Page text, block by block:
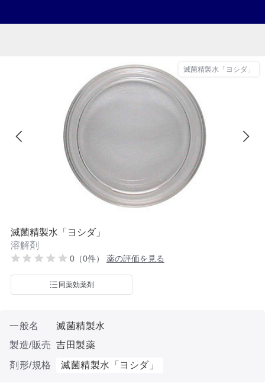
滅菌精製水「ヨシダ」
滅菌精製水「ヨシダ」
溶解剤
0（0件） 薬の評価を見る
同薬効薬剤
一般名
滅菌精製水
製造/販売 吉田製薬
剤形/規格
滅菌精製水「ヨシダ」